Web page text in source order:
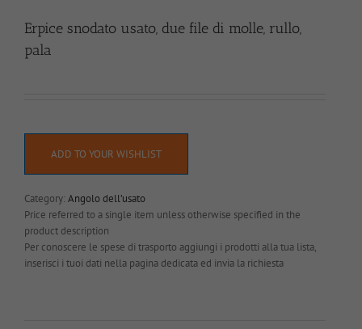
Erpice snodato usato, due file di molle, rullo,
pala
ADD TO YOUR WISHLIST
Category:Angolo dell’usato
Price referred to a single item unless otherwise specified in the
product description
Per conoscere le spese di trasporto aggiungi i prodotti alla tua lista,
inserisci i tuoi dati nella pagina dedicata ed invia la richiesta